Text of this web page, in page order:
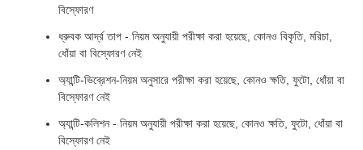
বিস্ফোরণ
ধ্রুবক আর্দ্র তাপ - নিয়ম অনুযায়ী পরীক্ষা করা হয়েছে, কোনও বিকৃতি, মরিচা,
ধোঁয়া বা বিস্ফোরণ নেই
অ্যান্টি-ভিব্রেশন-নিয়ম অনুসারে পরীক্ষা করা হয়েছে, কোনও ক্ষতি, ফুটো, ধোঁয়া বা
বিস্ফোরণ নেই
অ্যান্টি-কলিশন - নিয়ম অনুযায়ী পরীক্ষা করা হয়েছে, কোনও ক্ষতি, ফুটো, ধোঁয়া বা
বিস্ফোরণ নেই